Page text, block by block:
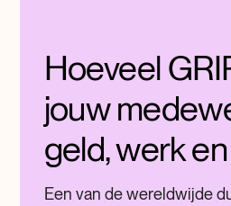
Hoeveel
jouw
geld, werk
Een van de wereldwijde